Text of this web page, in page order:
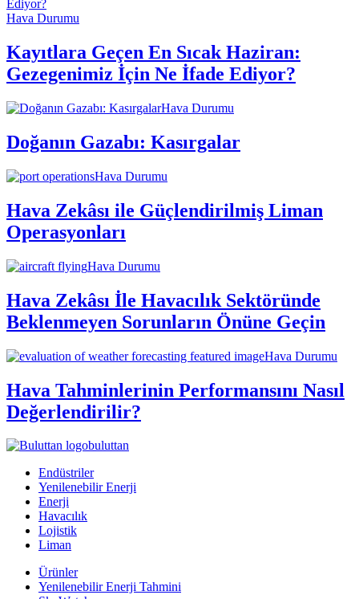
Hava Durumu
Kayıtlara Geçen En Sıcak Haziran:
Gezegenimiz İçin Ne İfade Ediyor?
Hava Durumu
Doğanın Gazabı: Kasırgalar
Hava Durumu
Hava Zekâsı ile Güçlendirilmiş Liman
Operasyonları
Hava Durumu
Hava Zekâsı İle Havacılık Sektöründe
Beklenmeyen Sorunların Önüne Geçin
Hava Durumu
Hava Tahminlerinin Performansını Nasıl
Değerlendirilir?
buluttan
Endüstriler
Yenilenebilir Enerji
Enerji
Havacılık
Lojistik
Liman
Ürünler
Yenilenebilir Enerji Tahmini